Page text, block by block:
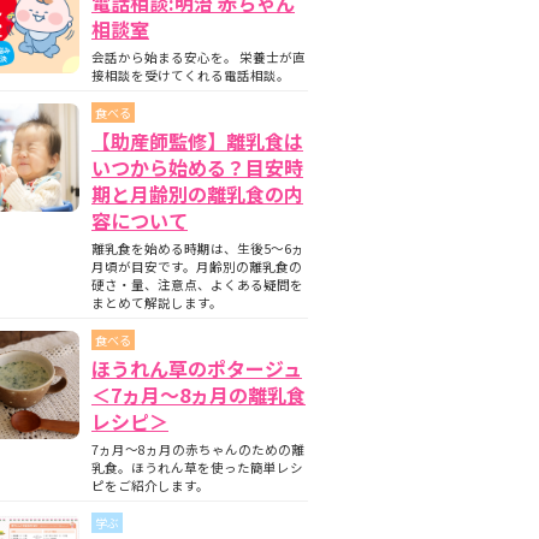
相談室
会話から始まる安心を。 栄養士が直
接相談を受けてくれる電話相談。
食べる
【助産師監修】離乳食は
いつから始める？目安時
期と月齢別の離乳食の内
容について
離乳食を始める時期は、生後5〜6ヵ
月頃が目安です。月齢別の離乳食の
硬さ・量、注意点、よくある疑問を
まとめて解説します。
食べる
ほうれん草のポタージュ
＜7ヵ月〜8ヵ月の離乳食
レシピ＞
7ヵ月～8ヵ月の赤ちゃんのための離
乳食。ほうれん草を使った簡単レシ
ピをご紹介します。
学ぶ